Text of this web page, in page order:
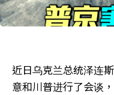
近日乌克兰总统泽连
意和川普进行了会谈